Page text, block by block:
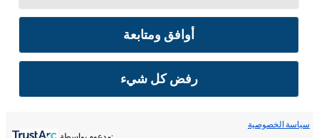
أوافق ومتابعة
رفض كل شيء
سياسة الخصوصية